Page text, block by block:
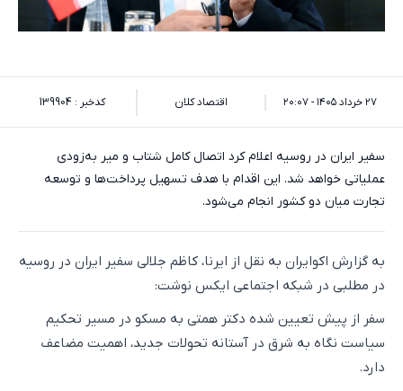
۲۷ خرداد ۱۴۰۵ - ۲۰:۰۷ اقتصاد کلان کدخبر : 139904
سفیر ایران در روسیه اعلام کرد اتصال کامل شتاب و میر به‌زودی
عملیاتی خواهد شد. این اقدام با هدف تسهیل پرداخت‌ها و توسعه
تجارت میان دو کشور انجام می‌شود.
به گزارش اکوایران به نقل از ایرنا، کاظم جلالی سفیر ایران در روسیه
در مطلبی در شبکه اجتماعی ایکس نوشت:
سفر از پیش تعیین شده دکتر همتی به مسکو در مسیر تحکیم
سیاست نگاه به شرق در آستانه تحولات جدید، اهمیت مضاعف
دارد.